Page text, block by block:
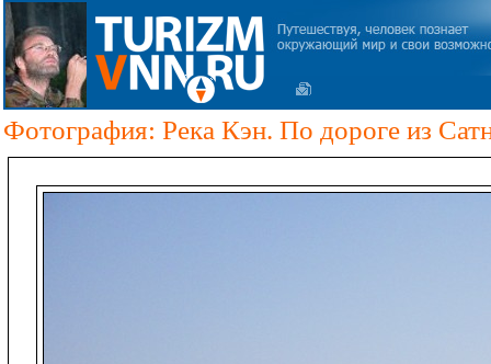
Фотография: Река Кэн. По дороге из